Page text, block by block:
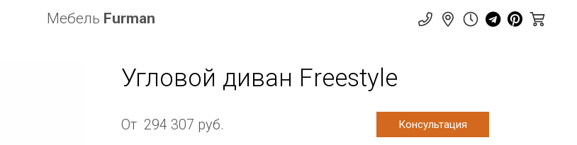
Мебель Furman
Угловой диван Freestyle
От 294 307 руб. Консультация